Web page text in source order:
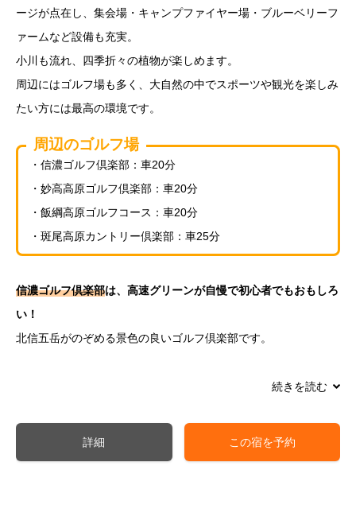
ージが点在し、集会場・キャンプファイヤー場・ブルーベリーフ
ァームなど設備も充実。
小川も流れ、四季折々の植物が楽しめます。
周辺にはゴルフ場も多く、大自然の中でスポーツや観光を楽しみ
たい方には最高の環境です。
周辺のゴルフ場
・信濃ゴルフ倶楽部：車20分
・妙高高原ゴルフ倶楽部：車20分
・飯綱高原ゴルフコース：車20分
・斑尾高原カントリー倶楽部：車25分
信濃ゴルフ倶楽部は、高速グリーンが自慢で初心者でもおもしろ
い！
北信五岳がのぞめる景色の良いゴルフ倶楽部です。
インターの目の前にありアクセスがよく、当コテージにも20分で
来られるアクセスのよさ。
続きを読む
詳細 この宿を予約